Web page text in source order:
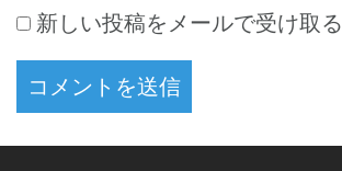
新しい投稿をメールで受け取る